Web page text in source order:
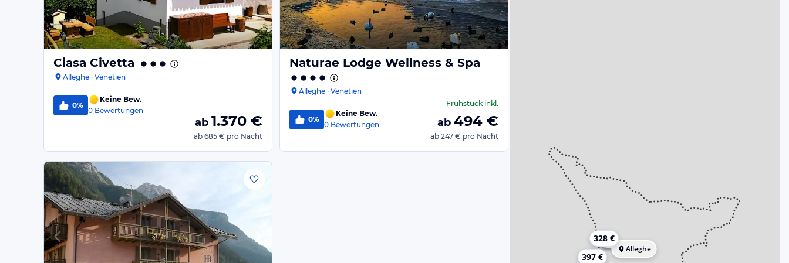
Ciasa Civetta
Alleghe · Venetien
0%
Keine Bew.
0 Bewertungen
ab 1.370 €
ab 685 € pro Nacht
Naturae Lodge Wellness & Spa
Alleghe · Venetien
0%
Keine Bew.
0 Bewertungen
Frühstückinkl.
ab 494 €
ab 247 € pro Nacht
Alleghe
328 €
397 €